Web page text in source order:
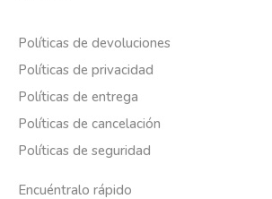
Políticas de devoluciones
Políticas de privacidad
Políticas de entrega
Políticas de cancelación
Políticas de seguridad
Encuéntralo rápido